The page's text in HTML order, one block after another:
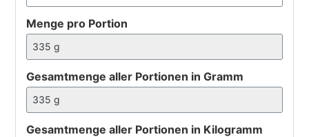
Menge pro Portion
Gesamtmenge aller Portionen in Gramm
Gesamtmenge aller Portionen in Kilogramm